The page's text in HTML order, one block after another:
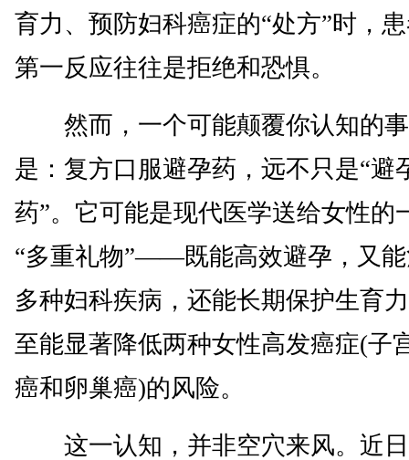
育力、预防妇科癌症的“处方”时，
第一反应往往是拒绝和恐惧。
然而，一个可能颠覆你认知的
是：复方口服避孕药，远不只是“避
药”。它可能是现代医学送给女性的
“多重礼物”——既能高效避孕，又
多种妇科疾病，还能长期保护生育
至能显著降低两种女性高发癌症(子
癌和卵巢癌)的风险。
这一认知，并非空穴来风。近